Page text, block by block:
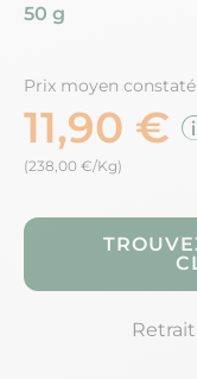
50 g
Prix moyen constaté
11,90 €
(238,00 €/Kg)